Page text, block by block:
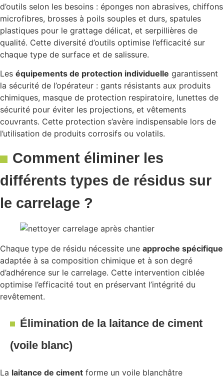
d’outils selon les besoins : éponges non abrasives, chiffons
microfibres, brosses à poils souples et durs, spatules
plastiques pour le grattage délicat, et serpillières de
qualité. Cette diversité d’outils optimise l’efficacité sur
chaque type de surface et de salissure.
Les équipements de protection individuelle garantissent
la sécurité de l’opérateur : gants résistants aux produits
chimiques, masque de protection respiratoire, lunettes de
sécurité pour éviter les projections, et vêtements
couvrants. Cette protection s’avère indispensable lors de
l’utilisation de produits corrosifs ou volatils.
Comment éliminer les
différents types de résidus sur
le carrelage ?
Chaque type de résidu nécessite une approche spécifique
adaptée à sa composition chimique et à son degré
d’adhérence sur le carrelage. Cette intervention ciblée
optimise l’efficacité tout en préservant l’intégrité du
revêtement.
Élimination de la laitance de ciment
(voile blanc)
La laitance de ciment forme un voile blanchâtre